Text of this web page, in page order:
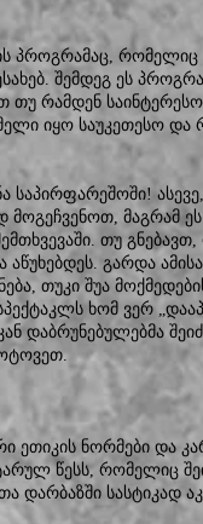
პროგრამაც, რომელიც
შემდეგ ეს
რამდენ საინტერესო
იყო საუკეთესო და
საპირფარეშოში!
მაგრამ
თუ
გარდა
თუკი შუა
ხომ ვერ
დაბრუნებულებმა
ნორმები და
წესს, რომელიც
დარბაზში სასტიკად